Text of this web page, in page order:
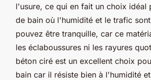
l'usure, ce qui en fait un choix idéal
de bain où l'humidité et le trafic
pouvez être tranquille, car ce
les éclaboussures ni les rayures
béton ciré est un excellent choix
bain car il résiste bien à l'humidité